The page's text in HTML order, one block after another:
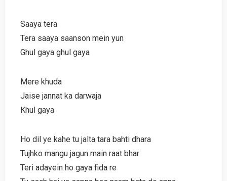
Saaya tera
Tera saaya saanson mein yun
Ghul gaya ghul gaya
Mere khuda
Jaise jannat ka darwaja
Khul gaya
Ho dil ye kahe tu jalta tara bahti dhara
Tujhko mangu jagun main raat bhar
Teri adayein ho gaya fida re